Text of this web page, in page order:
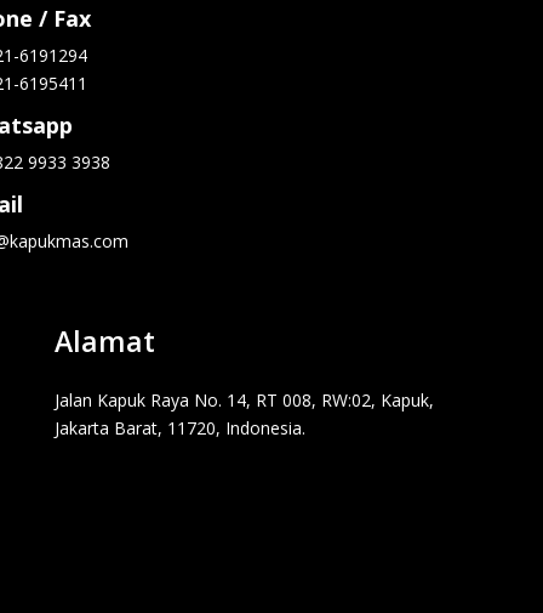
/ Fax
6191294
6195411
9933 3938
Alamat
Jalan Kapuk Raya No. 14, RT 008, RW:02, Kapuk,
Jakarta Barat, 11720, Indonesia.